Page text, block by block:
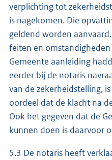
verplichting tot
is nagekomen. Die
geldend worden
feiten en
Gemeente aanleiding
eerder bij de notaris
van de zekerheidstelling,
oordeel dat de klacht na
Ook het gegeven dat de
kunnen doen is daarvoor
5.3 De notaris heeft